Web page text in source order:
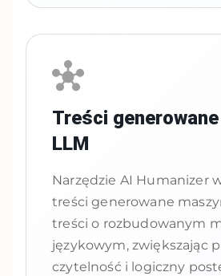
Treści
LLM
Narzędzie AI Humanizer
treści generowane
treści o rozbudowanym
językowym, zwiększając
czytelność i logiczny